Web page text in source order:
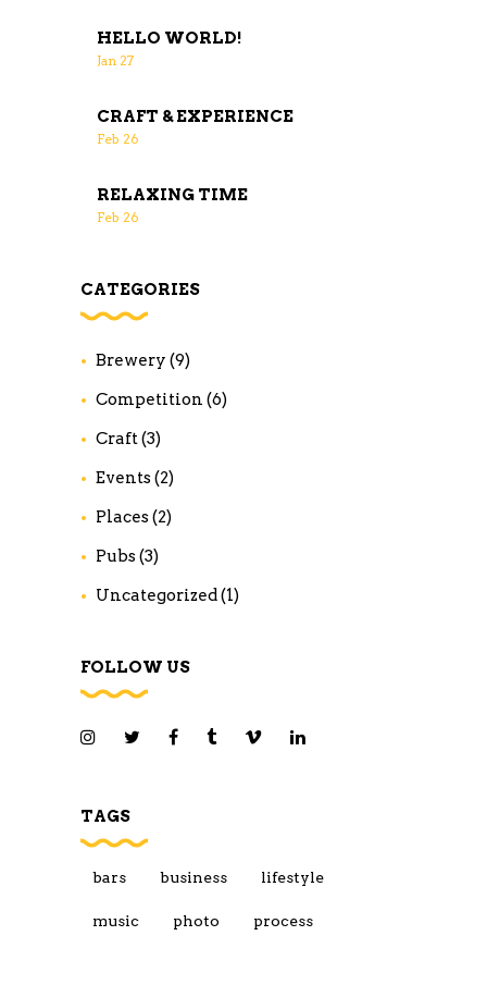
HELLO WORLD!
Jan 27
CRAFT & EXPERIENCE
Feb 26
RELAXING TIME
Feb 26
CATEGORIES
Brewery (9)
Competition (6)
Craft(3)
Events(2)
Places(2)
Pubs(3)
Uncategorized(1)
FOLLOW US
TAGS
bars business lifestyle
music photo process